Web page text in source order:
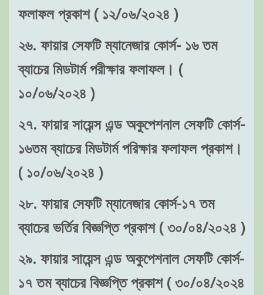
ফলাফল প্রকাশ ( ১২/০৬/২০২৪ )
২৬. ফায়ার সেফটি ম্যানেজার কোর্স- ১৬ তম
ব্যাচের মিডটার্ম পরীক্ষার ফলাফল। (
১০/০৬/২০২৪ )
২৭. ফায়ার সায়েন্স এন্ড অকুপেশনাল সেফটি কোর্স-
১৬তম ব্যাচের মিডটার্ম পরিক্ষার ফলাফল প্রকাশ।
( ১০/০৬/২০২৪ )
২৮. ফায়ার সেফটি ম্যানেজার কোর্স-১৭ তম
ব্যাচের ভর্তির বিজ্ঞপ্তি প্রকাশ ( ৩০/০৪/২০২৪ )
২৯. ফায়ার সায়েন্স এন্ড অকুপেশনাল সেফটি কোর্স-
১৭ তম ব্যাচের বিজ্ঞপ্তি প্রকাশ ( ৩০/০৪/২০২৪